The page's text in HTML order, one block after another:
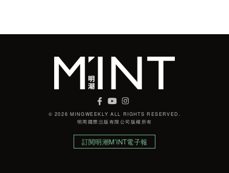
© 2026 MINGWEEKLY ALL RIGHTS RESERVED.
明周國際岀版有限公司版權所有
訂閱明潮M’INT電子報